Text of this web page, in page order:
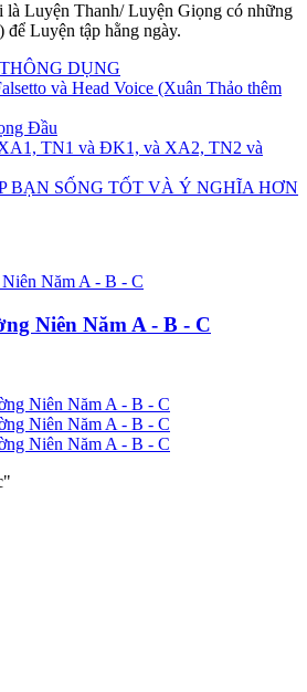
là Luyện Thanh/ Luyện Giọng có những
Luyện tập hằng ngày.
DỤNG
và Head Voice (Xuân Thảo thêm
Đầu
TN1 và ĐK1, và XA2, TN2 và
BẠN SỐNG TỐT VÀ Ý NGHĨA HƠN
Niên Năm A - B - C
Niên Năm A - B - C
Niên Năm A - B - C
Niên Năm A - B - C